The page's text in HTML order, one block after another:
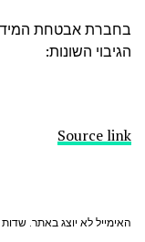
הגיבוי השונות:
Source link
האימייל לא יוצג באתר. שדות